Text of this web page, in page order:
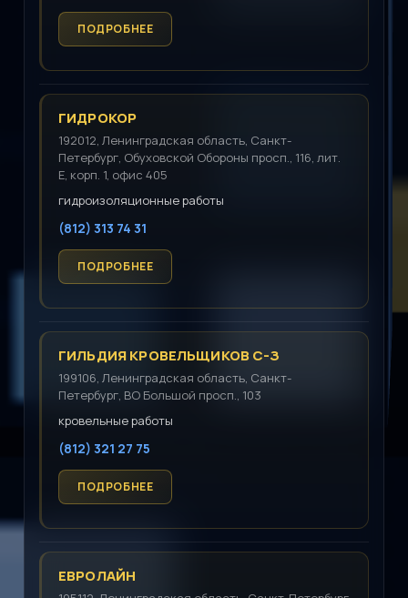
ГИДРОКОР
192012, Ленинградская область, Санкт-
Петербург, Обуховской Обороны просп., 116, лит.
Е, корп. 1, офис 405
гидроизоляционные работы
(812) 313 74 31
ГИЛЬДИЯ КРОВЕЛЬЩИКОВ С-З
199106, Ленинградская область, Санкт-
Петербург, ВО Большой просп., 103
кровельные работы
(812) 321 27 75
ЕВРОЛАЙН